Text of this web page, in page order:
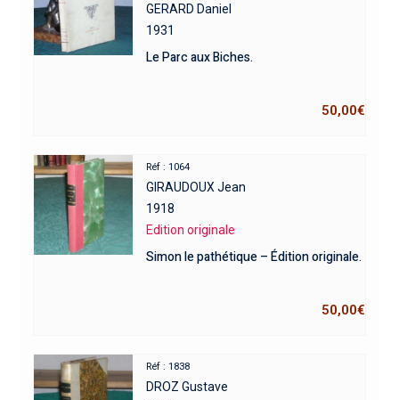
GERARD Daniel
1931
Le Parc aux Biches.
50,00€
Réf : 1064
GIRAUDOUX Jean
1918
Edition originale
Simon le pathétique – Édition originale.
50,00€
Réf : 1838
DROZ Gustave